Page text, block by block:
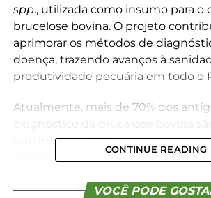
spp., utilizada como insumo para o
brucelose bovina. O projeto
aprimorar os métodos de
doença, trazendo avanços à
produtividade pecuária em todo o
Atualmente, mais de 70% dos
que impacta diretamente nos
produtores e no bolso dos
prateleira. A intenção é que o novo
CONTINUE READING
VOCÊ PODE